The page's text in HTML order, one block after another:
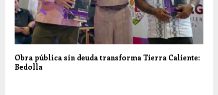
Obra pública sin deuda transforma Tierra Caliente:
Bedolla